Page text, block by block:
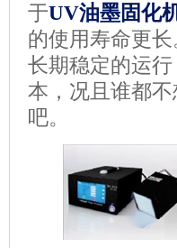
于UV油墨固化
的使用寿命更
长期稳定的运
本，况且谁都
吧。